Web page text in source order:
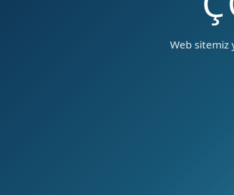
Web sitemiz